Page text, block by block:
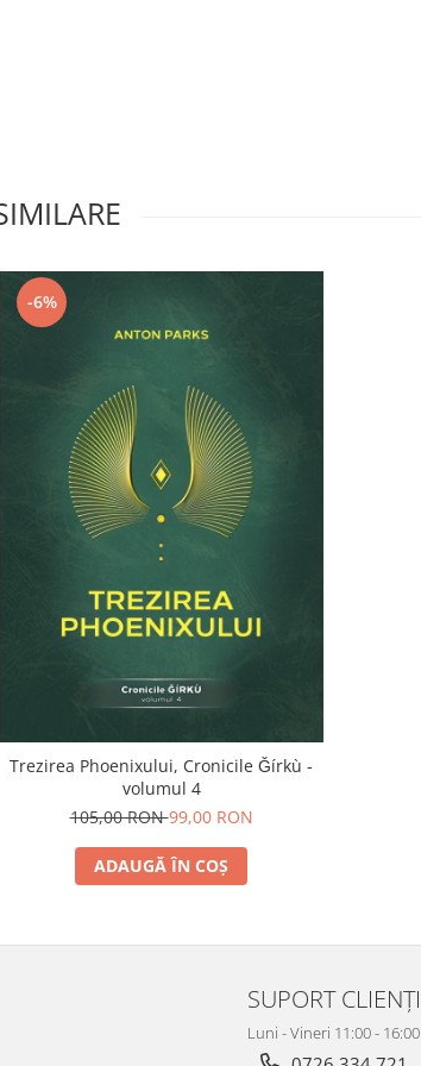
-6%
Trezirea Phoenixului, Cronicile Ǧírkù -
volumul 4
105,00 RON99,00 RON
ADAUGĂ ÎN COȘ
SUPORT CLIENȚI
Luni - Vineri 11:00 - 16:00